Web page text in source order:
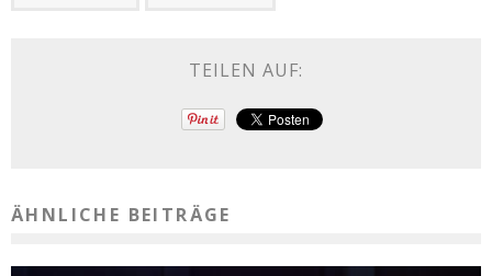
TEILEN AUF:
ÄHNLICHE BEITRÄGE